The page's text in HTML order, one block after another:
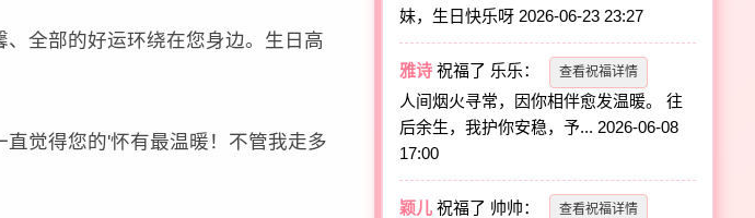
全部的好运环绕在您身边。生日高
觉得您的'怀有最温暖！不管我走多
妹，生日快乐呀 2026-06-23 23:27
雅诗 祝福了 乐乐： 查看祝福详情
人间烟火寻常，因你相伴愈发温暖。 往
后余生，我护你安稳，予... 2026-06-08
17:00
颖儿 祝福了 帅帅： 查看祝福详情